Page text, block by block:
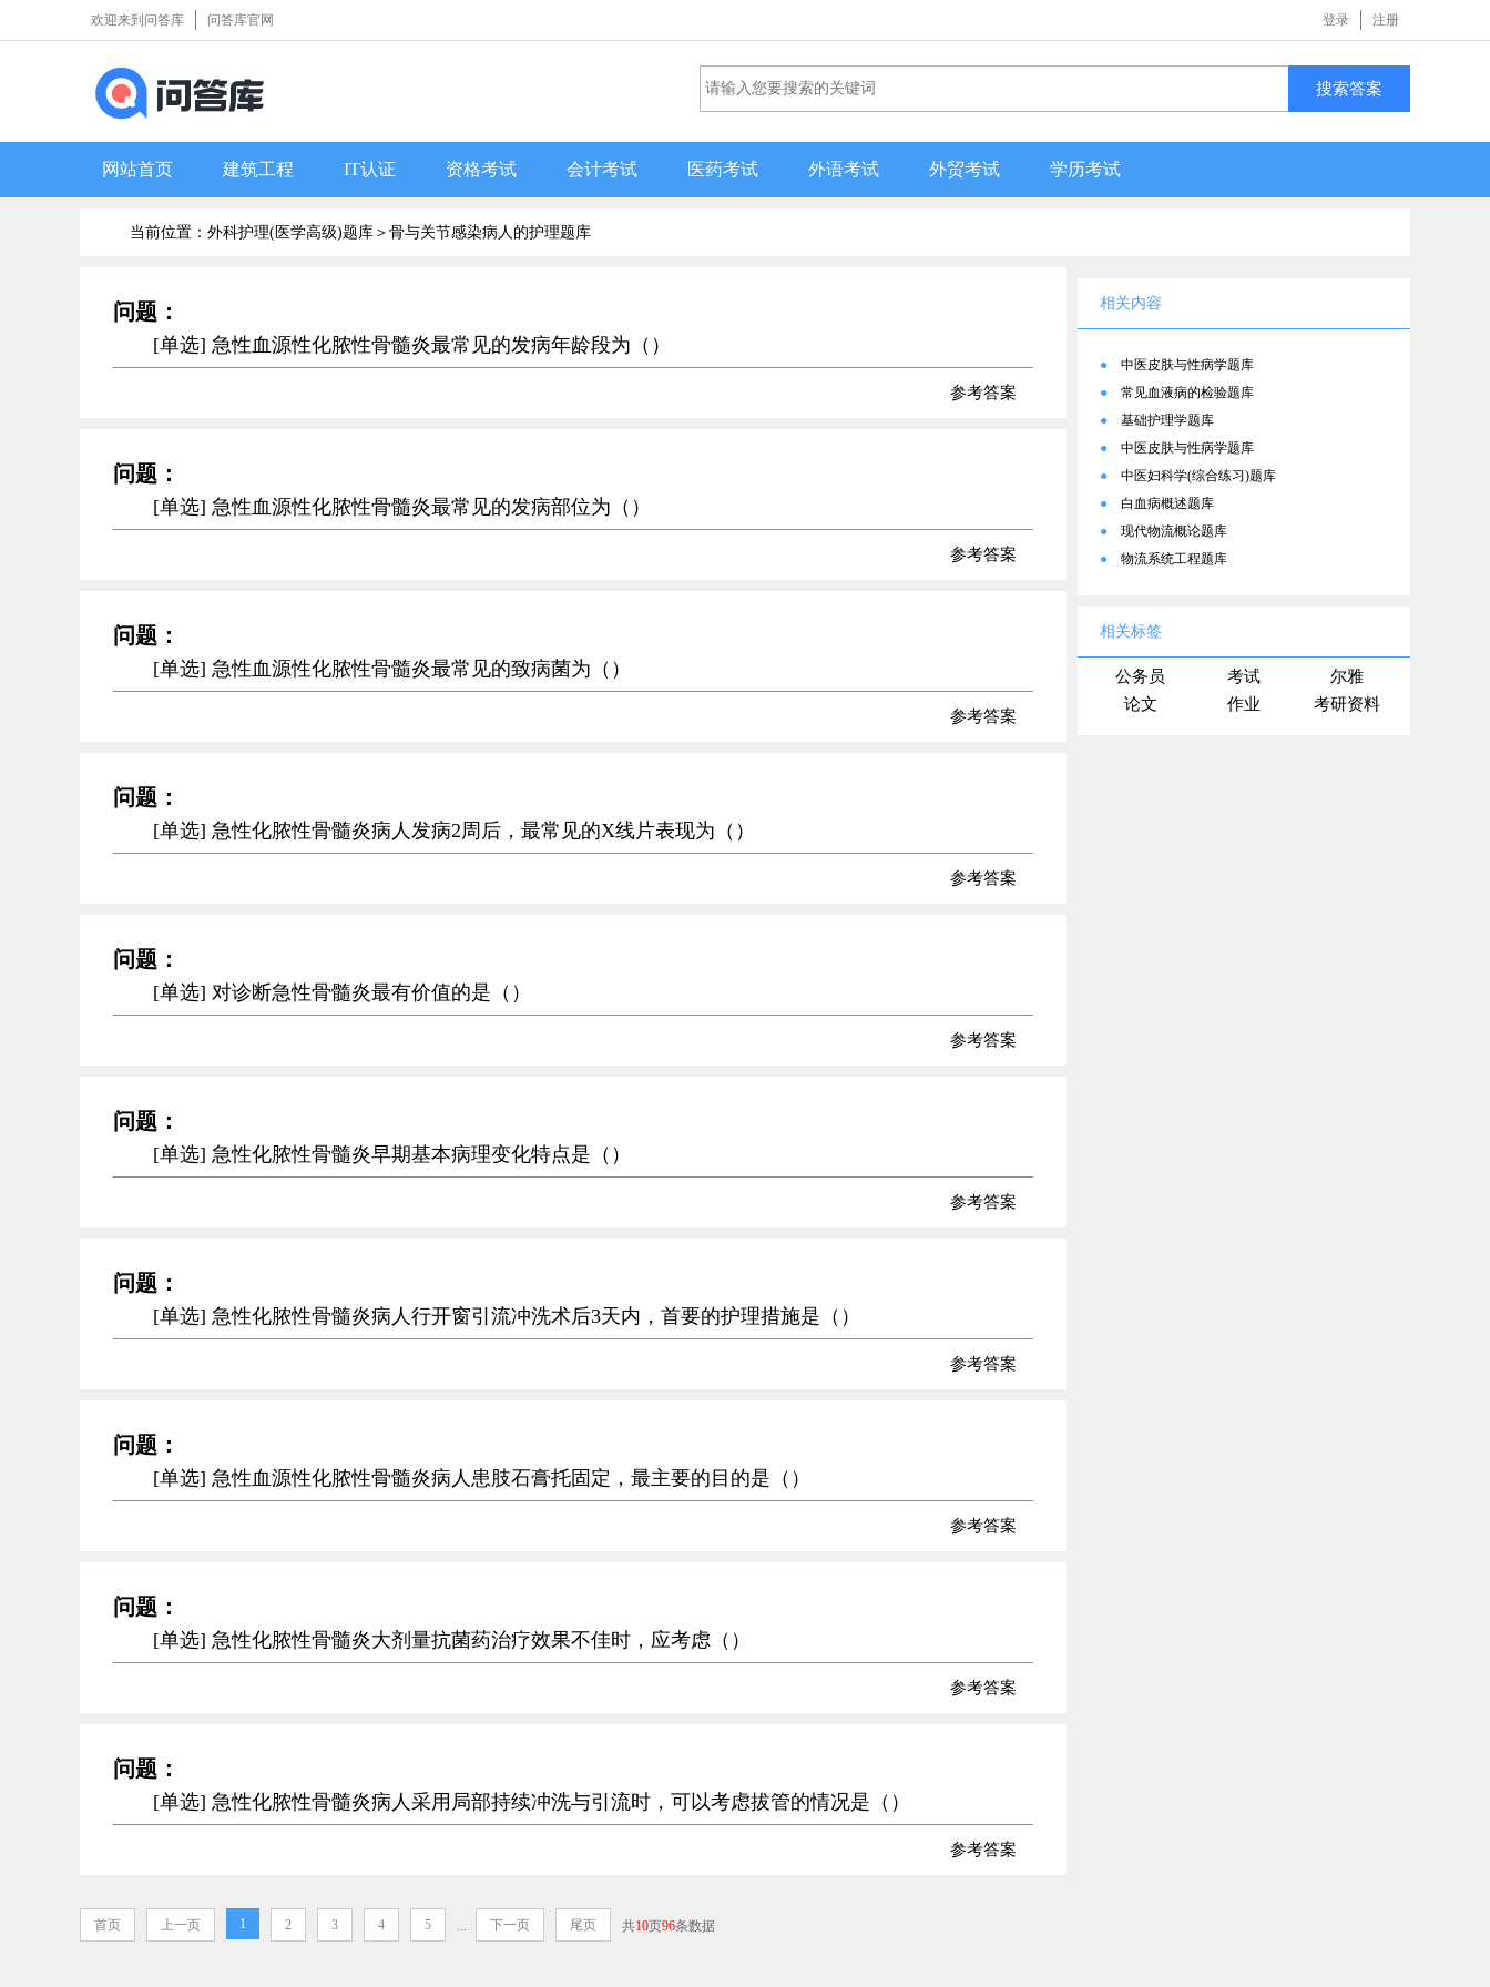
登录 注册
欢迎来到问答库 问答库官网
搜索答案
网站首页 建筑工程 IT认证 资格考试 会计考试 医药考试 外语考试 外贸考试 学历考试
当前位置：外科护理(医学高级)题库＞ 骨与关节感染病人的护理题库
问题：
[单选] 急性血源性化脓性骨髓炎最常见的发病年龄段为（）
参考答案
问题：
[单选] 急性血源性化脓性骨髓炎最常见的发病部位为（）
参考答案
问题：
[单选] 急性血源性化脓性骨髓炎最常见的致病菌为（）
参考答案
问题：
[单选] 急性化脓性骨髓炎病人发病2周后，最常见的X线片表现为（）
参考答案
问题：
[单选] 对诊断急性骨髓炎最有价值的是（）
参考答案
问题：
[单选] 急性化脓性骨髓炎早期基本病理变化特点是（）
参考答案
问题：
[单选] 急性化脓性骨髓炎病人行开窗引流冲洗术后3天内，首要的护理措施是（）
参考答案
问题：
[单选] 急性血源性化脓性骨髓炎病人患肢石膏托固定，最主要的目的是（）
参考答案
问题：
[单选] 急性化脓性骨髓炎大剂量抗菌药治疗效果不佳时，应考虑（）
参考答案
问题：
[单选] 急性化脓性骨髓炎病人采用局部持续冲洗与引流时，可以考虑拔管的情况是（）
参考答案
首页 上一页 1 2 3 4 5 ... 下一页 尾页 共10页96条数据
相关内容
●
中医皮肤与性病学题库
●
常见血液病的检验题库
●
基础护理学题库
●
中医皮肤与性病学题库
●
中医妇科学(综合练习)题库
●
白血病概述题库
●
现代物流概论题库
●
物流系统工程题库
相关标签
公务员 考试
尔雅
论文
作业 考研资料